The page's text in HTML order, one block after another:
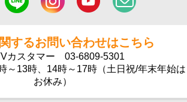
するお問い合わせはこちら
カスタマー 03-6809-5301
～13時、14時～17時（土日祝/年末年始は
お休み）